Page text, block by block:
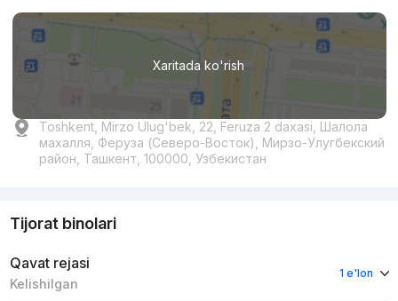
Xaritada ko'rish
Toshkent, Mirzo Ulug'bek, 22, Feruza 2 daxasi, Шалола
махалля, Феруза (Северо-Восток), Мирзо-Улугбекский
район, Ташкент, 100000, Узбекистан
Tijorat binolari
Qavat rejasi
Kelishilgan
1 e'lon